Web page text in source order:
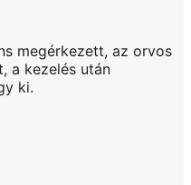
megérkezett, az orvos
a kezelés után
ki.